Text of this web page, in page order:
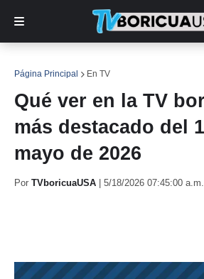
Página Principal En TV
Qué ver en la TV
más destacado del
mayo de 2026
Por TVboricuaUSA 5/18/2026 07:45:00 a.m.